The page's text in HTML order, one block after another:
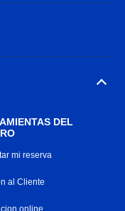
DEL
mi reserva
al Cliente
online